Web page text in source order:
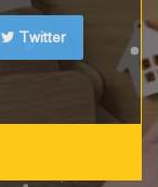
Twitter